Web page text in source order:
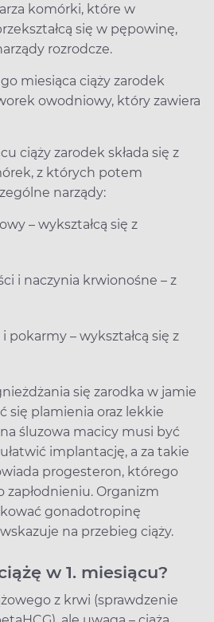
komórki, które w
się w pępowinę,
rozrodcze.
miesiąca ciąży zarodek
owodniowy, który zawiera
ciąży zarodek składa się z
z których potem
narządy:
– wykształcą się z
i naczynia krwionośne – z
pokarmy – wykształcą się z
się zarodka w jamie
się plamienia oraz lekkie
śluzowa macicy musi być
implantację, a za takie
progesteron, którego
zapłodnieniu. Organizm
gonadotropinę
na przebieg ciąży.
w 1. miesiącu?
z krwi (sprawdzenie